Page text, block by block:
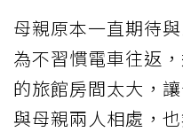
母親原本一直期待
為不習慣電車往返
的旅館房間太大，
與母親兩人相處，